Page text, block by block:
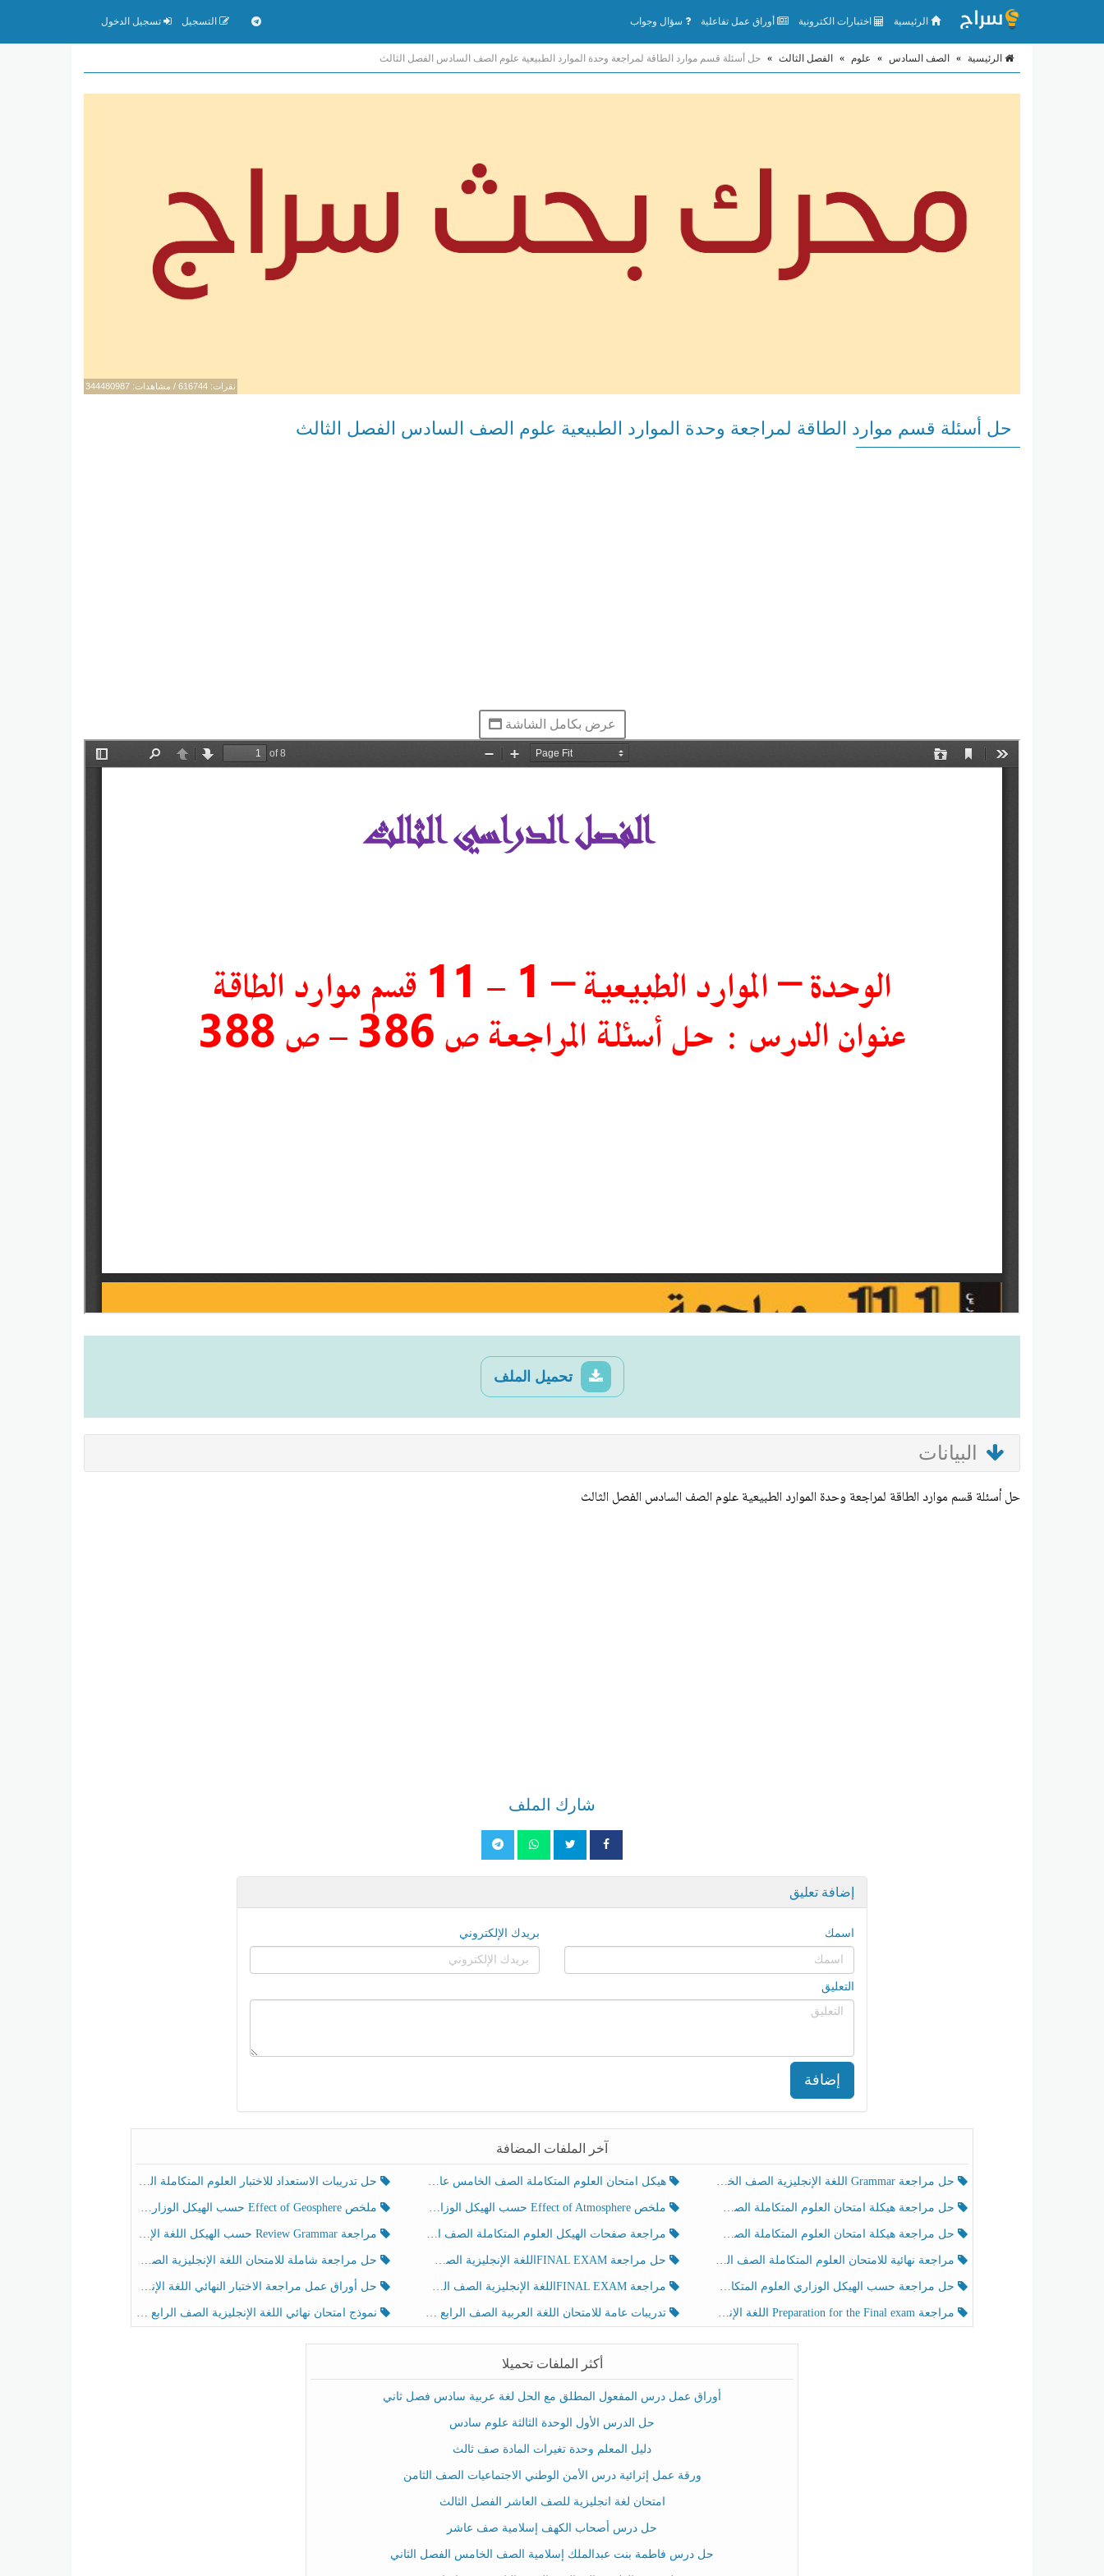
الرئيسية اختبارات الكترونية أوراق عمل تفاعلية سؤال وجواب التسجيل تسجيل الدخول
الرئيسية » الصف السادس » علوم » الفصل الثالث » حل أسئلة قسم موارد الطاقة لمراجعة وحدة الموارد الطبيعية علوم الصف السادس الفصل الثالث
نقرات: 616744 / مشاهدات: 344480987
حل أسئلة قسم موارد الطاقة لمراجعة وحدة الموارد الطبيعية علوم الصف السادس الفصل الثالث
عرض بكامل الشاشة
تحميل الملف
البيانات
حل أسئلة قسم موارد الطاقة لمراجعة وحدة الموارد الطبيعية علوم الصف السادس الفصل الثالث
شارك الملف
إضافة تعليق
اسمك بريدك الإلكتروني
التعليق
إضافة
آخر الملفات المضافة
حل مراجعة Grammar اللغة الإنجليزية الصف الخامس الفصل الثالث هيكل امتحان العلوم المتكاملة الصف الخامس عام الفصل الدراسي الثالث 2025-2026 حل تدريبات الاستعداد للاختبار العلوم المتكاملة الصف الخامس عام الفصل الثالث
حل مراجعة هيكلة امتحان العلوم المتكاملة الصف الخامس انسبير الفصل الثالث ملخص Effect of Atmosphere حسب الهيكل الوزاري العلوم المتكاملة الصف الخامس انسبير الفصل الثالث ملخص Effect of Geosphere حسب الهيكل الوزاري العلوم المتكاملة الصف الخامس انسبير الفصل الثالث
حل مراجعة هيكلة امتحان العلوم المتكاملة الصف الخامس عام الفصل الثالث مراجعة صفحات الهيكل العلوم المتكاملة الصف الخامس انسبير الفصل الثالث مراجعة Review Grammar حسب الهيكل اللغة الإنجليزية الصف الخامس الفصل الثالث
مراجعة نهائية للامتحان العلوم المتكاملة الصف الخامس انسبير الفصل الثالث حل مراجعة FINAL EXAMاللغة الإنجليزية الصف الخامس الفصل الثالث حل مراجعة شاملة للامتحان اللغة الإنجليزية الصف الخامس الفصل الثالث
حل مراجعة حسب الهيكل الوزاري العلوم المتكاملة الصف الخامس عام الفصل الثالث مراجعة FINAL EXAMاللغة الإنجليزية الصف الخامس الفصل الثالث حل أوراق عمل مراجعة الاختبار النهائي اللغة الإنجليزية الصف الرابع الفصل الثالث
مراجعة Preparation for the Final exam اللغة الإنجليزية الصف الرابع الفصل الثالث تدريبات عامة للامتحان اللغة العربية الصف الرابع الفصل الثالث نموذج امتحان نهائي اللغة الإنجليزية الصف الرابع الفصل الثالث
أكثر الملفات تحميلا
أوراق عمل درس المفعول المطلق مع الحل لغة عربية سادس فصل ثاني
حل الدرس الأول الوحدة الثالثة علوم سادس
دليل المعلم وحدة تغيرات المادة صف ثالث
ورقة عمل إثرائية درس الأمن الوطني الاجتماعيات الصف الثامن
امتحان لغة انجليزية للصف العاشر الفصل الثالث
حل درس أصحاب الكهف إسلامية صف عاشر
حل درس فاطمة بنت عبدالملك إسلامية الصف الخامس الفصل الثاني